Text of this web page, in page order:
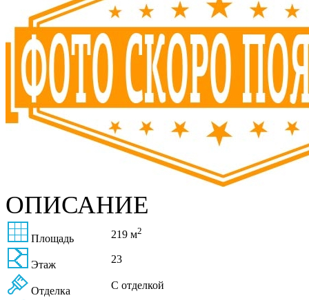
ОПИСАНИЕ
Площадь 219 м2
Этаж 23
Отделка С отделкой